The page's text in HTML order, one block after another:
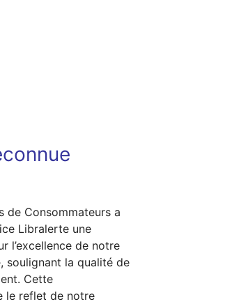
de Consommateurs a
Libralerte une
l’excellence de notre
soulignant la qualité de
Cette
le reflet de notre